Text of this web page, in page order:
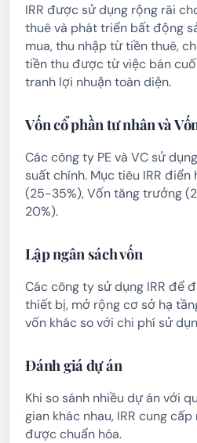
IRR được sử dụng rộng rãi
thuê và phát triển bất động
mua, thu nhập từ tiền thuê,
tiền thu được từ việc bán
tranh lợi nhuận toàn diện.
Vốn cổ phần tư nhân và
Các công ty PE và VC sử
suất chính. Mục tiêu IRR điển
(25-35%), Vốn tăng trưởng
20%).
Lập ngân sách vốn
Các công ty sử dụng IRR để
thiết bị, mở rộng cơ sở hạ
vốn khác so với chi phí sử
Đánh giá dự án
Khi so sánh nhiều dự án với
gian khác nhau, IRR cung
được chuẩn hóa.